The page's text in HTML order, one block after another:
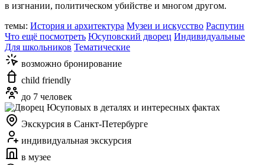
в изгнании, политическом убийстве и многом другом.
темы: История и архитектура Музеи и искусство Распутин
Что ещё посмотреть Юсуповский дворец Индивидуальные
Для школьников Тематические
возможно бронирование
child friendly
до 7 человек
Экскурсия в Санкт-Петербурге
индивидуальная экскурсия
в музее